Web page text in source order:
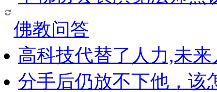
佛教问答
高科技代替了人力,未
分手后仍放不下他，该